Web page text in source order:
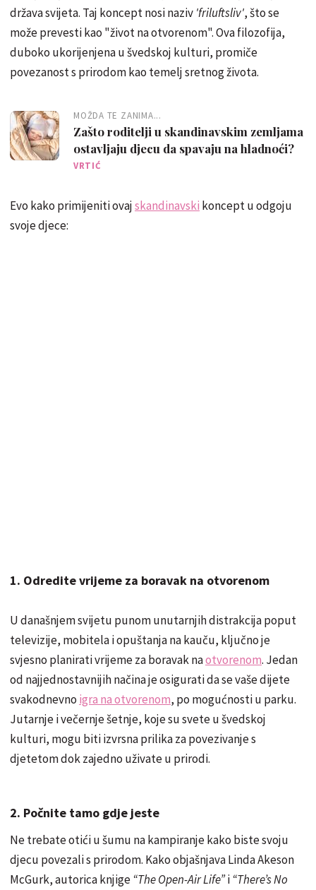
država svijeta. Taj koncept nosi naziv 'friluftsliv', što se
može prevesti kao "život na otvorenom". Ova filozofija,
duboko ukorijenjena u švedskoj kulturi, promiče
povezanost s prirodom kao temelj sretnog života.
MOŽDA TE ZANIMA...
Zašto roditelji u skandinavskim zemljama
ostavljaju djecu da spavaju na hladnoći?
VRTIĆ
Evo kako primijeniti ovajskandinavski koncept u odgoju
svoje djece:
1. Odredite vrijeme za boravak na otvorenom
U današnjem svijetu punom unutarnjih distrakcija poput
televizije, mobitela i opuštanja na kauču, ključno je
svjesno planirati vrijeme za boravak naotvorenom. Jedan
od najjednostavnijih načina je osigurati da se vaše dijete
svakodnevno igra na otvorenom, po mogućnosti u parku.
Jutarnje i večernje šetnje, koje su svete u švedskoj
kulturi, mogu biti izvrsna prilika za povezivanje s
djetetom dok zajedno uživate u prirodi.
2. Počnite tamo gdje jeste
Ne trebate otići u šumu na kampiranje kako biste svoju
djecu povezali s prirodom. Kako objašnjava Linda Akeson
McGurk, autorica knjige “The Open-Air Life”i “There’s No